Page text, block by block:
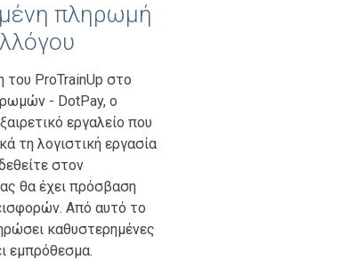
πληρωμή
ProTrainUp στο
- DotPay, ο
εργαλείο που
τη λογιστική εργασία
στον
θα έχει πρόσβαση
Από αυτό το
καθυστερημένες
εμπρόθεσμα.